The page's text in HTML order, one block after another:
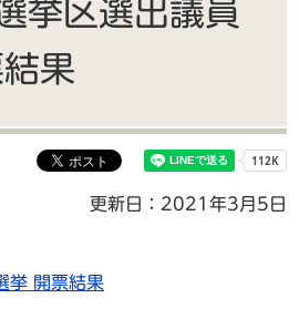
挙区選出議員
果
更新日：2021年3月5日
挙 開票結果